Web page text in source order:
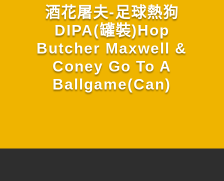
酒花屠夫-足球熱狗
DIPA(罐裝)Hop
Butcher Maxwell &
Coney Go To A
Ballgame(Can)